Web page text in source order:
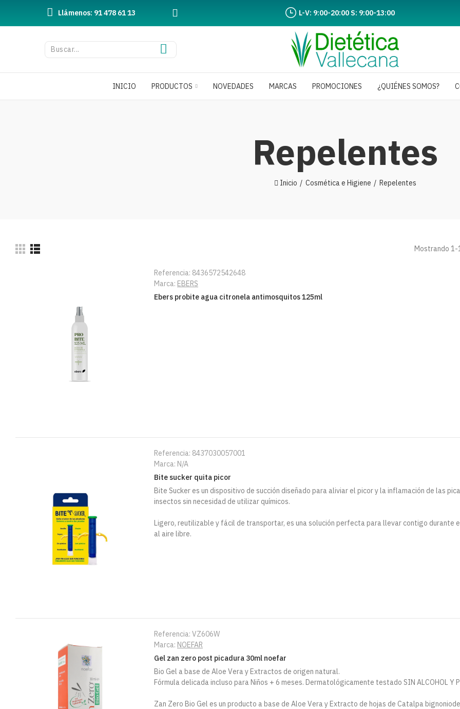
Llámenos: 91 478 61 13 L-V: 9:00-20:00 S: 9:00-13:00
INICIO PRODUCTOS NOVEDADES MARCAS PROMOCIONES ¿QUIÉNES SOMOS?
Repelentes
Inicio Cosmética e Higiene Repelentes
Mostrando 1-
Referencia: 8436572542648
Marca: EBERS
Ebers probite agua citronela antimosquitos 125ml
Referencia: 8437030057001
Marca: N/A
Bite sucker quita picor
Bite Sucker es un dispositivo de succión diseñado para aliviar el picor y la inflamación de las
insectos sin necesidad de utilizar químicos.
Ligero, reutilizable y fácil de transportar, es una solución perfecta para llevar contigo durante
al aire libre.
Referencia: VZ606W
Marca: NOEFAR
Gel zan zero post picadura 30ml noefar
Bio Gel a base de Aloe Vera y Extractos de origen natural.
Fórmula delicada incluso para Niños + 6 meses. Dermatológicamente testado SIN ALCOHOL Y
Zan Zero Bio Gel es un producto a base de Aloe Vera y Extracto de hojas de Catalpa